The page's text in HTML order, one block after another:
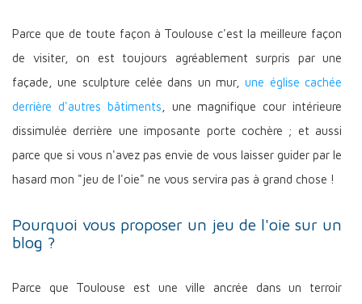
Parce que de toute façon à Toulouse c'est la meilleure façon
de visiter, on est toujours agréablement surpris par une
façade, une sculpture celée dans un mur,une église cachée
derrière d'autres bâtiments , une magnifique cour intérieure
dissimulée derrière une imposante porte cochère ; et aussi
parce que si vous n'avez pas envie de vous laisser guider par le
hasard mon "jeu de l'oie" ne vous servira pas à grand chose !
Pourquoi vous proposer un jeu de l'oie sur un
blog ?
Parce que Toulouse est une ville ancrée dans un terroir